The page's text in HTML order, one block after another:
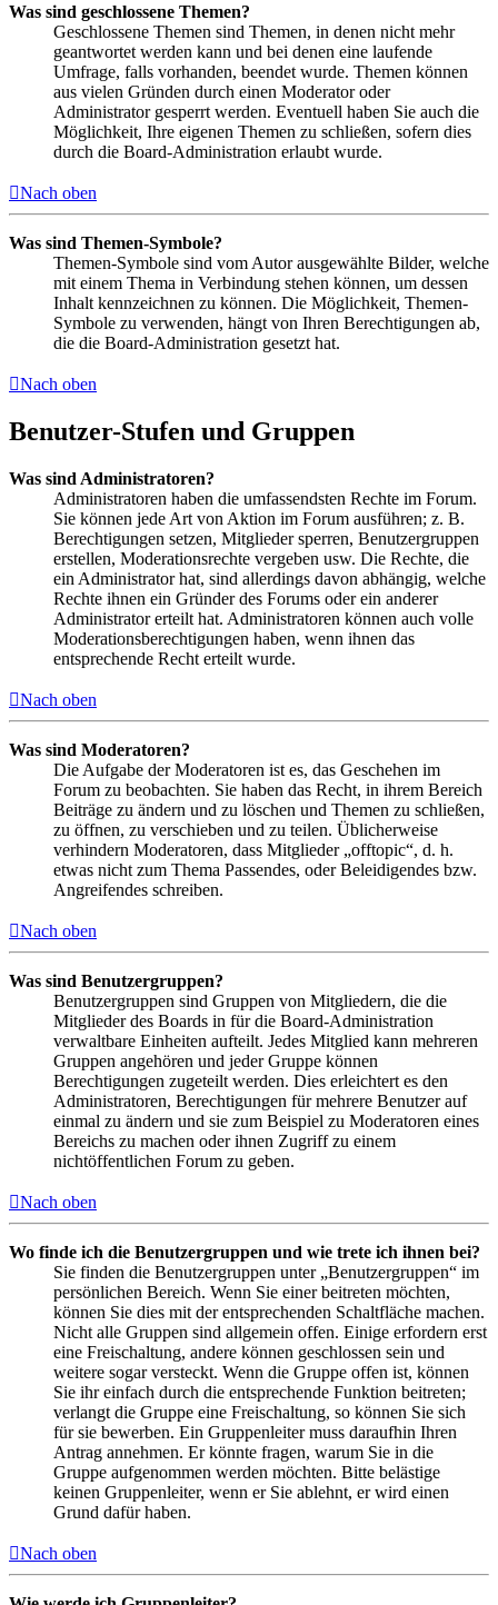
Was sind geschlossene Themen?
Geschlossene Themen sind Themen, in denen nicht mehr
geantwortet werden kann und bei denen eine laufende
Umfrage, falls vorhanden, beendet wurde. Themen können
aus vielen Gründen durch einen Moderator oder
Administrator gesperrt werden. Eventuell haben Sie auch die
Möglichkeit, Ihre eigenen Themen zu schließen, sofern dies
durch die Board-Administration erlaubt wurde.
Nach oben
Was sind Themen-Symbole?
Themen-Symbole sind vom Autor ausgewählte Bilder, welche
mit einem Thema in Verbindung stehen können, um dessen
Inhalt kennzeichnen zu können. Die Möglichkeit, Themen-
Symbole zu verwenden, hängt von Ihren Berechtigungen ab,
die die Board-Administration gesetzt hat.
Nach oben
Benutzer-Stufen und Gruppen
Was sind Administratoren?
Administratoren haben die umfassendsten Rechte im Forum.
Sie können jede Art von Aktion im Forum ausführen; z. B.
Berechtigungen setzen, Mitglieder sperren, Benutzergruppen
erstellen, Moderationsrechte vergeben usw. Die Rechte, die
ein Administrator hat, sind allerdings davon abhängig, welche
Rechte ihnen ein Gründer des Forums oder ein anderer
Administrator erteilt hat. Administratoren können auch volle
Moderationsberechtigungen haben, wenn ihnen das
entsprechende Recht erteilt wurde.
Nach oben
Was sind Moderatoren?
Die Aufgabe der Moderatoren ist es, das Geschehen im
Forum zu beobachten. Sie haben das Recht, in ihrem Bereich
Beiträge zu ändern und zu löschen und Themen zu schließen,
zu öffnen, zu verschieben und zu teilen. Üblicherweise
verhindern Moderatoren, dass Mitglieder „offtopic“, d. h.
etwas nicht zum Thema Passendes, oder Beleidigendes bzw.
Angreifendes schreiben.
Nach oben
Was sind Benutzergruppen?
Benutzergruppen sind Gruppen von Mitgliedern, die die
Mitglieder des Boards in für die Board-Administration
verwaltbare Einheiten aufteilt. Jedes Mitglied kann mehreren
Gruppen angehören und jeder Gruppe können
Berechtigungen zugeteilt werden. Dies erleichtert es den
Administratoren, Berechtigungen für mehrere Benutzer auf
einmal zu ändern und sie zum Beispiel zu Moderatoren eines
Bereichs zu machen oder ihnen Zugriff zu einem
nichtöffentlichen Forum zu geben.
Nach oben
Wo finde ich die Benutzergruppen und wie trete ich ihnen bei?
Sie finden die Benutzergruppen unter „Benutzergruppen“ im
persönlichen Bereich. Wenn Sie einer beitreten möchten,
können Sie dies mit der entsprechenden Schaltfläche machen.
Nicht alle Gruppen sind allgemein offen. Einige erfordern erst
eine Freischaltung, andere können geschlossen sein und
weitere sogar versteckt. Wenn die Gruppe offen ist, können
Sie ihr einfach durch die entsprechende Funktion beitreten;
verlangt die Gruppe eine Freischaltung, so können Sie sich
für sie bewerben. Ein Gruppenleiter muss daraufhin Ihren
Antrag annehmen. Er könnte fragen, warum Sie in die
Gruppe aufgenommen werden möchten. Bitte belästige
keinen Gruppenleiter, wenn er Sie ablehnt, er wird einen
Grund dafür haben.
Nach oben